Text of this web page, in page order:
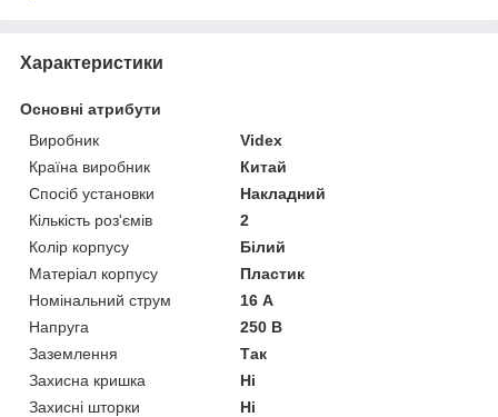
Характеристики
Основні атрибути
Виробник
Videx
Країна виробник
Китай
Спосіб установки
Накладний
Кількість роз'ємів
2
Колір корпусу
Білий
Матеріал корпусу
Пластик
Номінальний струм
16 А
Напруга
250 В
Заземлення
Так
Захисна кришка
Ні
Захисні шторки
Ні